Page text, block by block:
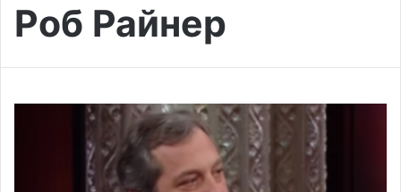
Роб Райнер